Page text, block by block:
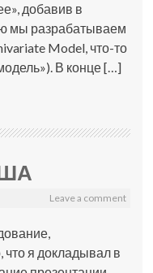
добавив в
мы разрабатываем
Model, что-то
В конце […]
Leave a comment
я докладывал в